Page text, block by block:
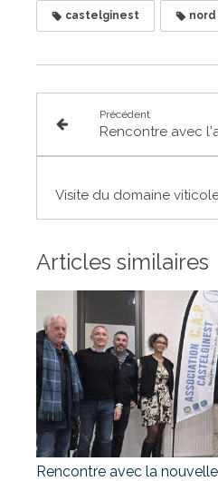
castelginest
Précédent
Articles similaires
Rencontre avec la